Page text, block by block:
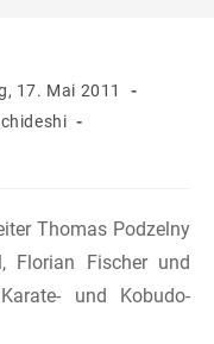
17. Mai 2011
Thomas Podzelny
Florian Fischer und
und Kobudo-